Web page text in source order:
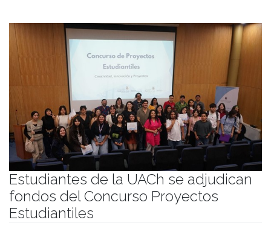
Estudiantes de la UACh se adjudican
fondos del Concurso Proyectos
Estudiantiles